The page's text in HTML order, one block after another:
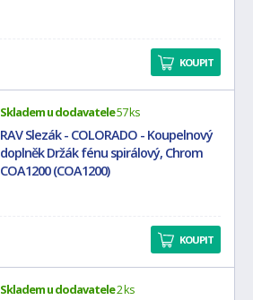
KOUPIT
Skladem u dodavatele57 ks
RAV Slezák - COLORADO - Koupelnový
doplněk Držák fénu spirálový, Chrom
COA1200 (COA1200)
KOUPIT
Skladem u dodavatele2 ks